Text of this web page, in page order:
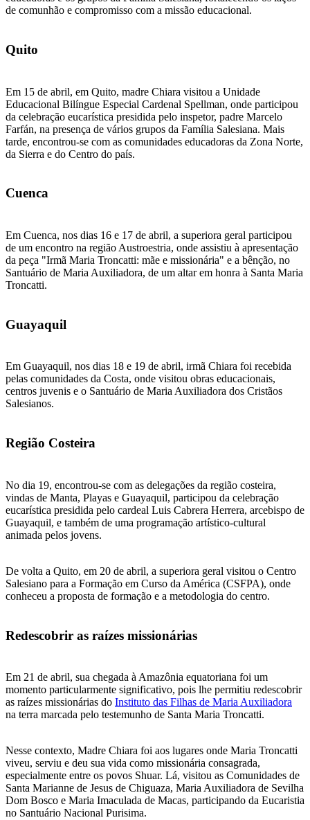
de comunhão e compromisso com a missão educacional.
Quito
Em 15 de abril, em Quito, madre Chiara visitou a Unidade
Educacional Bilíngue Especial Cardenal Spellman, onde participou
da celebração eucarística presidida pelo inspetor, padre Marcelo
Farfán, na presença de vários grupos da Família Salesiana. Mais
tarde, encontrou-se com as comunidades educadoras da Zona Norte,
da Sierra e do Centro do país.
Cuenca
Em Cuenca, nos dias 16 e 17 de abril, a superiora geral participou
de um encontro na região Austroestria, onde assistiu à apresentação
da peça "Irmã Maria Troncatti: mãe e missionária" e a bênção, no
Santuário de Maria Auxiliadora, de um altar em honra à Santa Maria
Troncatti.
Guayaquil
Em Guayaquil, nos dias 18 e 19 de abril, irmã Chiara foi recebida
pelas comunidades da Costa, onde visitou obras educacionais,
centros juvenis e o Santuário de Maria Auxiliadora dos Cristãos
Salesianos.
Região Costeira
No dia 19, encontrou-se com as delegações da região costeira,
vindas de Manta, Playas e Guayaquil, participou da celebração
eucarística presidida pelo cardeal Luis Cabrera Herrera, arcebispo de
Guayaquil, e também de uma programação artístico-cultural
animada pelos jovens.
De volta a Quito, em 20 de abril, a superiora geral visitou o Centro
Salesiano para a Formação em Curso da América (CSFPA), onde
conheceu a proposta de formação e a metodologia do centro.
Redescobrir as raízes missionárias
Em 21 de abril, sua chegada à Amazônia equatoriana foi um
momento particularmente significativo, pois lhe permitiu redescobrir
as raízes missionárias do Instituto das Filhas de Maria Auxiliadora
na terra marcada pelo testemunho de Santa Maria Troncatti.
Nesse contexto, Madre Chiara foi aos lugares onde Maria Troncatti
viveu, serviu e deu sua vida como missionária consagrada,
especialmente entre os povos Shuar. Lá, visitou as Comunidades de
Santa Marianne de Jesus de Chiguaza, Maria Auxiliadora de Sevilha
Dom Bosco e Maria Imaculada de Macas, participando da Eucaristia
no Santuário Nacional Purisima.